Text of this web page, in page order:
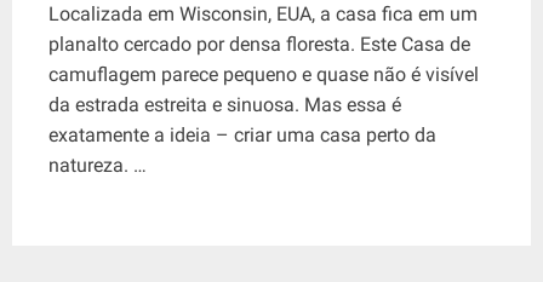
Localizada em Wisconsin, EUA, a casa fica em um
planalto cercado por densa floresta. Este Casa de
camuflagem parece pequeno e quase não é visível
da estrada estreita e sinuosa. Mas essa é
exatamente a ideia – criar uma casa perto da
natureza. …